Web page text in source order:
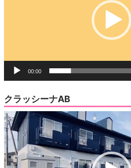
00:00
クラッシーナAB
動
画
プ
レ
ー